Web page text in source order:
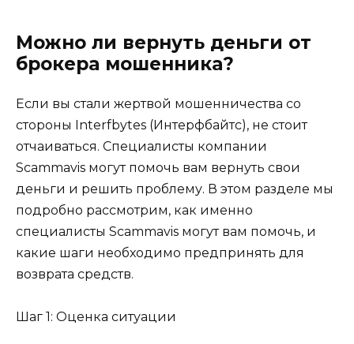
Можно ли вернуть деньги от
брокера мошенника?
Если вы стали жертвой мошенничества со
стороны Interfbytes (Интерфбайтс), не стоит
отчаиваться. Специалисты компании
Scammavis могут помочь вам вернуть свои
деньги и решить проблему. В этом разделе мы
подробно рассмотрим, как именно
специалисты Scammavis могут вам помочь, и
какие шаги необходимо предпринять для
возврата средств.
Шаг 1: Оценка ситуации